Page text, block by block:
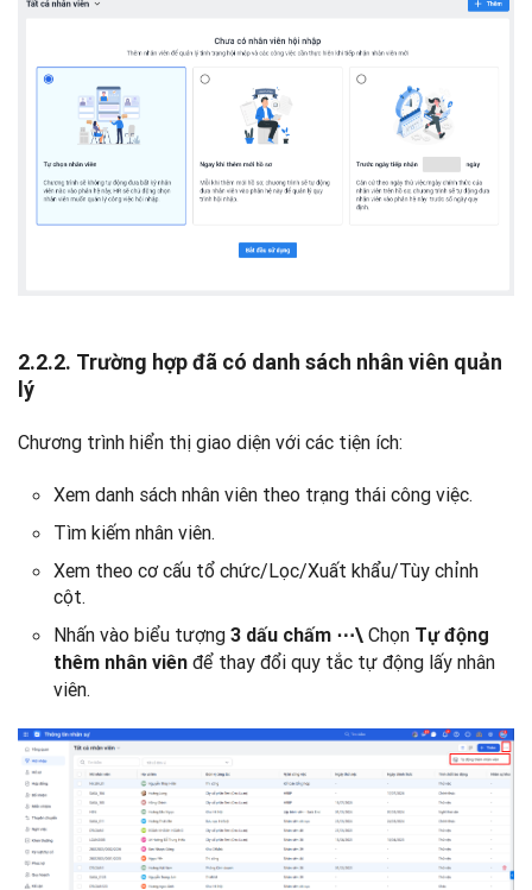
2.2.2. Trường hợp đã có danh sách nhân viên quản
lý
Chương trình hiển thị giao diện với các tiện ích:
Xem danh sách nhân viên theo trạng thái công việc.
Tìm kiếm nhân viên.
Xem theo cơ cấu tổ chức/Lọc/Xuất khẩu/Tùy chỉnh
cột.
Nhấn vào biểu tượng 3 dấu chấm ⋯\ Chọn Tự động
thêm nhân viên để thay đổi quy tắc tự động lấy nhân
viên.